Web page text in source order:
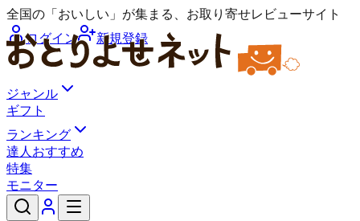
全国の「おいしい」が集まる、お取り寄せレビューサイト
ログイン
新規登録
ジャンル
ギフト
ランキング
達人おすすめ
特集
モニター